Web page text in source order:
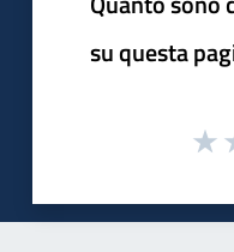
su questa